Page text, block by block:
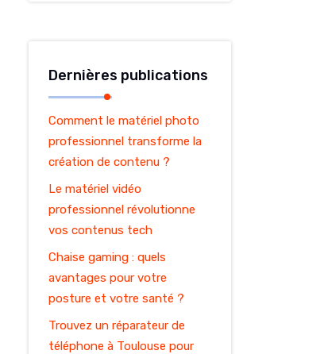
Dernières publications
Comment le matériel photo
professionnel transforme la
création de contenu ?
Le matériel vidéo
professionnel révolutionne
vos contenus tech
Chaise gaming : quels
avantages pour votre
posture et votre santé ?
Trouvez un réparateur de
téléphone à Toulouse pour